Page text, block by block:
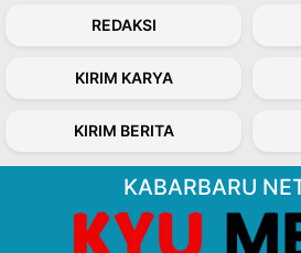
REDAKSI
KIRIM KARYA
KIRIM BERITA
KABARBARU